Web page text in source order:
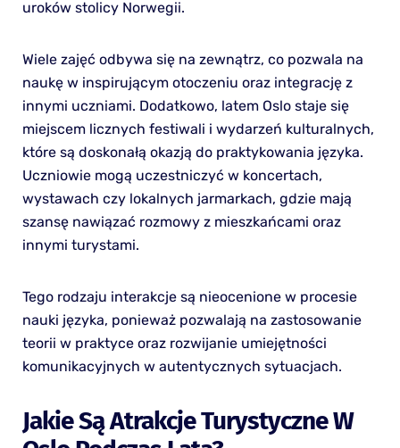
uroków stolicy Norwegii.
Wiele zajęć odbywa się na zewnątrz, co pozwala na
naukę w inspirującym otoczeniu oraz integrację z
innymi uczniami. Dodatkowo, latem Oslo staje się
miejscem licznych festiwali i wydarzeń kulturalnych,
które są doskonałą okazją do praktykowania języka.
Uczniowie mogą uczestniczyć w koncertach,
wystawach czy lokalnych jarmarkach, gdzie mają
szansę nawiązać rozmowy z mieszkańcami oraz
innymi turystami.
Tego rodzaju interakcje są nieocenione w procesie
nauki języka, ponieważ pozwalają na zastosowanie
teorii w praktyce oraz rozwijanie umiejętności
komunikacyjnych w autentycznych sytuacjach.
Jakie Są Atrakcje Turystyczne W